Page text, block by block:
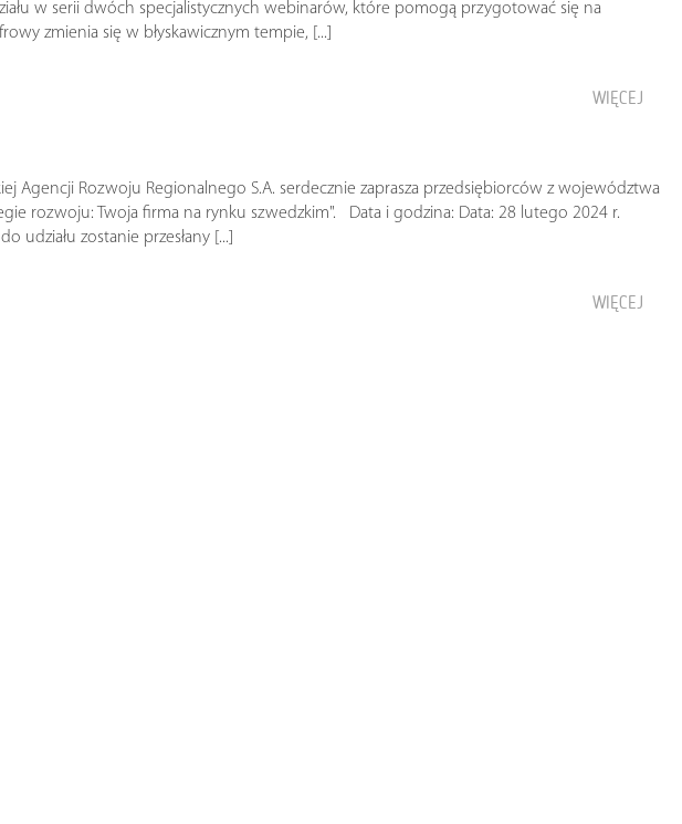
w serii dwóch specjalistycznych webinarów, które pomogą przygotować się na
zmienia się w błyskawicznym tempie, [...]
WIĘCEJ
Agencji Rozwoju Regionalnego S.A. serdecznie zaprasza przedsiębiorców z województwa
rozwoju: Twoja firma na rynku szwedzkim". Data i godzina: Data: 28 lutego 2024 r.
udziału zostanie przesłany [...]
WIĘCEJ